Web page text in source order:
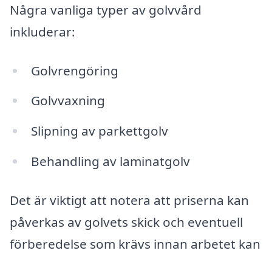
Några vanliga typer av golvvård
inkluderar:
Golvrengöring
Golvvaxning
Slipning av parkettgolv
Behandling av laminatgolv
Det är viktigt att notera att priserna kan
påverkas av golvets skick och eventuell
förberedelse som krävs innan arbetet kan